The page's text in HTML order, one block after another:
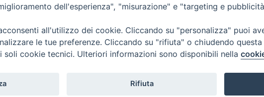
Vita Trentina Editrice
dell'esperienza", "misurazione" e "targeting e
all'utilizzo dei cookie. Cliccando su "personalizza" puoi
le tue preferenze. Cliccando su "rifiuta" o chiudendo
soli cookie tecnici. Ulteriori informazioni sono disponibili nella
Rifiuta